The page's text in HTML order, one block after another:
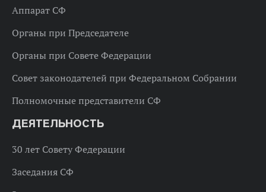
Аппарат СФ
Органы при Председателе
Органы при Совете Федерации
Совет законодателей при Федеральном Собрании
Полномочные представители СФ
ДЕЯТЕЛЬНОСТЬ
30 лет Совету Федерации
Заседания СФ